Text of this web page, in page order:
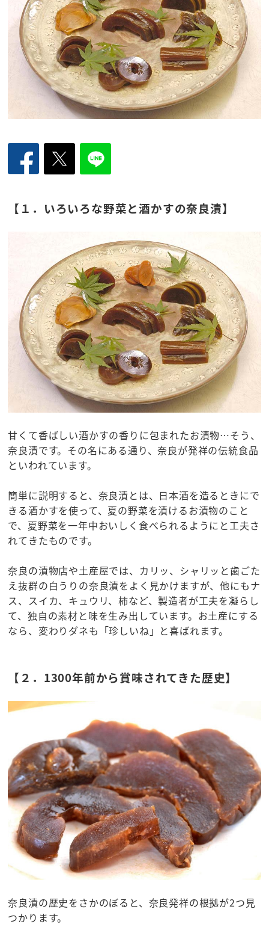
【１．いろいろな野菜と酒かすの奈良漬】
甘くて香ばしい酒かすの香りに包まれたお漬物…そう、
奈良漬です。その名にある通り、奈良が発祥の伝統食品
といわれています。
簡単に説明すると、奈良漬とは、日本酒を造るときにで
きる酒かすを使って、夏の野菜を漬けるお漬物のこと
で、夏野菜を一年中おいしく食べられるようにと工夫さ
れてきたものです。
奈良の漬物店や土産屋では、カリッ、シャリッと歯ごた
え抜群の白うりの奈良漬をよく見かけますが、他にもナ
ス、スイカ、キュウリ、柿など、製造者が工夫を凝らし
て、独自の素材と味を生み出しています。お土産にする
なら、変わりダネも「珍しいね」と喜ばれます。
【２．1300年前から賞味されてきた歴史】
奈良漬の歴史をさかのぼると、奈良発祥の根拠が2つ見
つかります。